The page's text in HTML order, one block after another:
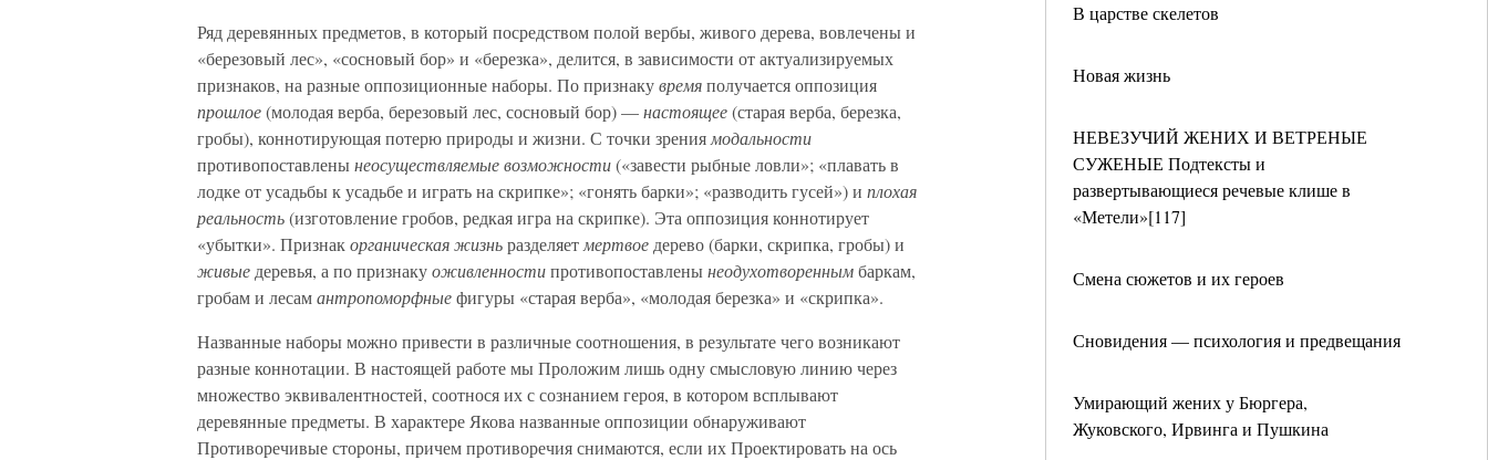
В царстве скелетов
Новая жизнь
НЕВЕЗУЧИЙ ЖЕНИХ И ВЕТРЕНЫЕ
СУЖЕНЫЕ Подтексты и
развертывающиеся речевые клише в
«Метели»[117]
Смена сюжетов и их героев
Сновидения — психология и предвещания
Умирающий жених у Бюргера,
Жуковского, Ирвинга и Пушкина
Ряд деревянных предметов, в который посредством полой вербы, живого дерева, вовлечены и
«березовый лес», «сосновый бор» и «березка», делится, в зависимости от актуализируемых
признаков, на разные оппозиционные наборы. По признакувремяполучается оппозиция
прошлое(молодая верба, березовый лес, сосновый бор) —настоящее(старая верба, березка,
гробы), коннотирующая потерю природы и жизни. С точки зрения модальности
противопоставленынеосуществляемые возможности(«завести рыбные ловли»; «плавать в
лодке от усадьбы к усадьбе и играть на скрипке»; «гонять барки»; «разводить гусей») и плохая
реальность(изготовление гробов, редкая игра на скрипке). Эта оппозиция коннотирует
«убытки». Признакорганическая жизньразделяет мертвое дерево (барки, скрипка, гробы) и
живые деревья, а по признакуоживленностипротивопоставленынеодухотвореннымбаркам,
гробам и лесамантропоморфныефигуры «старая верба», «молодая березка» и «скрипка».
Названные наборы можно привести в различные соотношения, в результате чего возникают
разные коннотации. В настоящей работе мы Проложим лишь одну смысловую линию через
множество эквивалентностей, соотнося их с сознанием героя, в котором всплывают
деревянные предметы. В характере Якова названные оппозиции обнаруживают
Противоречивые стороны, причем противоречия снимаются, если их Проектировать на ось